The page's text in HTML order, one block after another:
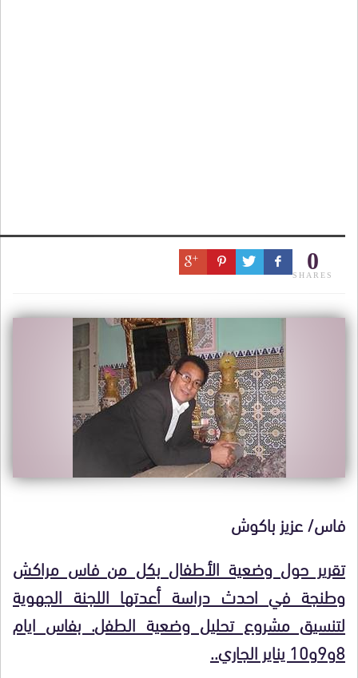
0
SHARES
فاس/ عزيز باكوش
تقرير حول وضعية الأطفال بكل من فاس مراكش
وطنجة في احدث دراسة أعدتها اللجنة الجهوية
لتنسيق مشروع تحليل وضعية الطفل. بفاس ايام
8و9و10 يناير الجاري..